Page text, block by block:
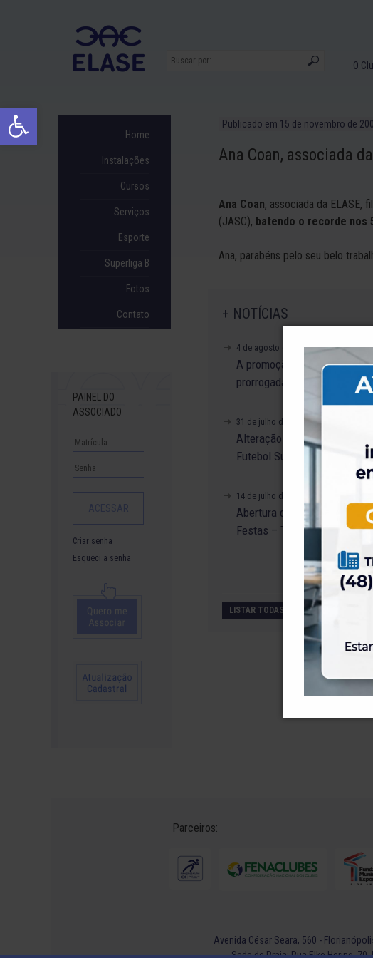
Abrir a barra de ferramentas
conteúdo
O
Publicado em 15 de novembro de
Ana Coan, associada
Ana Coan, associada da ELASE,
(JASC), batendo o recorde nos
Ana, parabéns pelo seu belo
+ NOTÍCIAS
4 de agosto de 2026
A promoção da taxa de
prorrogada até dia 31 de
31 de julho de 2026
Alteração no Regimento do
Futebol Suíço.
14 de julho de 2026
Abertura de Reservas para
Festas – Temporada 2027
LISTAR TODAS AS NOTÍCIAS
Home
Instalações
Cursos
Serviços
Esporte
Superliga B
Fotos
Contato
PAINEL DO
ASSOCIADO
Criar senha
Esqueci a senha
Parceiros:
Avenida César Seara, 560 -
Sede de Praia: Rua Elke Hering,